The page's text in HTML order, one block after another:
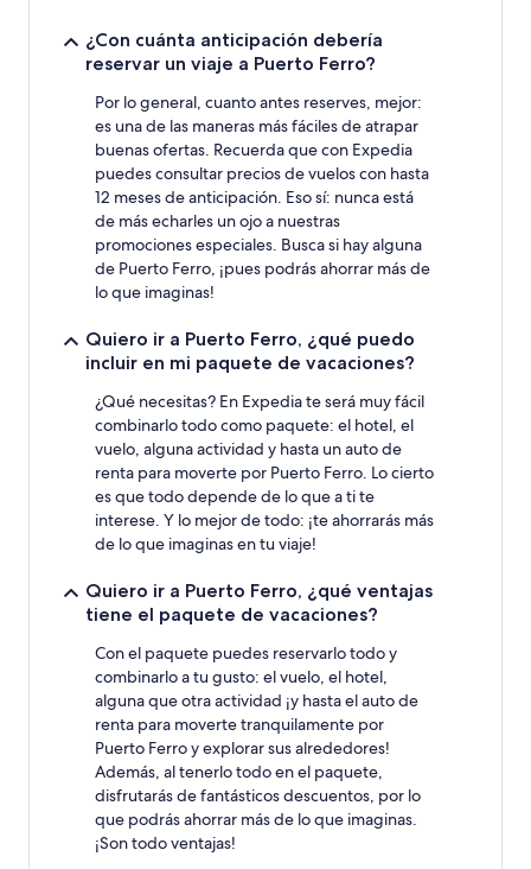
¿Con cuánta anticipación debería
reservar un viaje a Puerto Ferro?
Por lo general, cuanto antes reserves, mejor:
es una de las maneras más fáciles de atrapar
buenas ofertas. Recuerda que con Expedia
puedes consultar precios de vuelos con hasta
12 meses de anticipación. Eso sí: nunca está
de más echarles un ojo a nuestras
promociones especiales. Busca si hay alguna
de Puerto Ferro, ¡pues podrás ahorrar más de
lo que imaginas!
Quiero ir a Puerto Ferro, ¿qué puedo
incluir en mi paquete de vacaciones?
¿Qué necesitas? En Expedia te será muy fácil
combinarlo todo como paquete: el hotel, el
vuelo, alguna actividad y hasta un auto de
renta para moverte por Puerto Ferro. Lo cierto
es que todo depende de lo que a ti te
interese. Y lo mejor de todo: ¡te ahorrarás más
de lo que imaginas en tu viaje!
Quiero ir a Puerto Ferro, ¿qué ventajas
tiene el paquete de vacaciones?
Con el paquete puedes reservarlo todo y
combinarlo a tu gusto: el vuelo, el hotel,
alguna que otra actividad ¡y hasta el auto de
renta para moverte tranquilamente por
Puerto Ferro y explorar sus alrededores!
Además, al tenerlo todo en el paquete,
disfrutarás de fantásticos descuentos, por lo
que podrás ahorrar más de lo que imaginas.
¡Son todo ventajas!